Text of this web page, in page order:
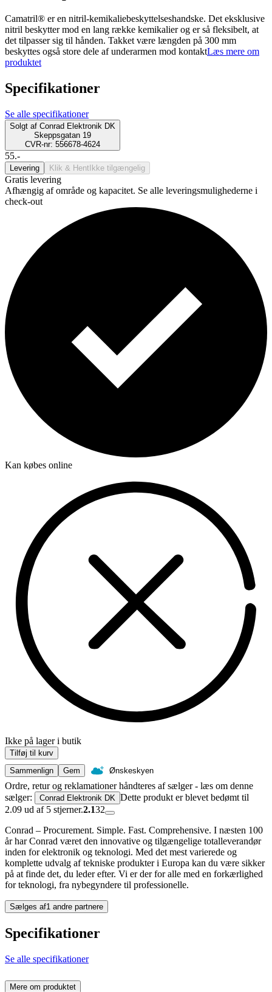
Camatril® er en nitril-kemikaliebeskyttelseshandske. Det eksklusive
nitril beskytter mod en lang række kemikalier og er så fleksibelt, at
det tilpasser sig til hånden. Takket være længden på 300 mm
beskyttes også store dele af underarmen mod kontaktLæs mere om
produktet
Specifikationer
Se alle specifikationer
Solgt af Conrad Elektronik DK
Skeppsgatan 19
CVR-nr: 556678-4624
55.-
Levering Klik & Hent Ikke tilgængelig
Gratis levering
Afhængig af område og kapacitet. Se alle leveringsmulighederne i
check-out
Kan købes online
Ikke på lager i butik
Tilføj til kurv
Sammenlign
Gem Ønskeskyen
Ordre, retur og reklamationer håndteres af sælger - læs om denne
sælger:
Conrad Elektronik DK Dette produkt er blevet bedømt til
2.09 ud af 5 stjerner.2.132
Conrad – Procurement. Simple. Fast. Comprehensive. I næsten 100
år har Conrad været den innovative og tilgængelige totalleverandør
inden for elektronik og teknologi. Med det mest varierede og
komplette udvalg af tekniske produkter i Europa kan du være sikker
på at finde det, du leder efter. Vi er der for alle med en forkærlighed
for teknologi, fra nybegyndere til professionelle.
Sælges af1 andre partnere
Specifikationer
Se alle specifikationer
Mere om produktet